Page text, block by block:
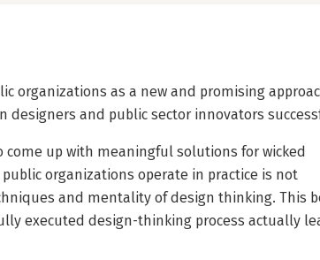
organizations as a new and promising
designers and public sector innovators
up with meaningful solutions for wicked
organizations operate in practice is not
and mentality of design thinking. This
executed design-thinking process actually